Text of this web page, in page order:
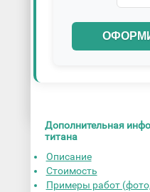
Дополнительная
титана
Описание
Стоимость
Примеры работ